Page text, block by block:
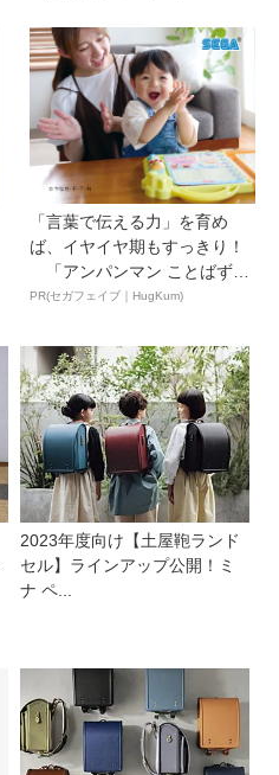
「言葉で伝える力」を育め
ば、イヤイヤ期もすっきり！
「アンパンマン ことばずか
ん...
PR(セガフェイブ｜HugKum)
2023年度向け【土屋鞄ランド
セル】ラインアップ公開！ミ
ナ ペ...